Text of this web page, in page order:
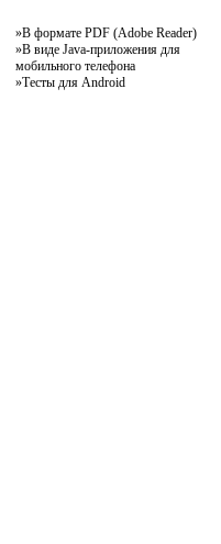
»В формате PDF (Adobe Reader)
»В виде Java-приложения для
мобильного телефона
»Тесты для Android